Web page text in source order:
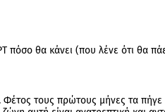
πόσο θα κάνει (που λένε ότι θα
τους πρώτους μήνες τα πήγε